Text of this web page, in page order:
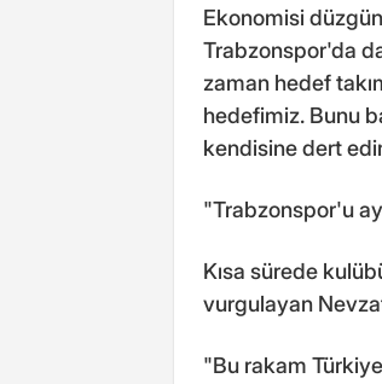
Ekonomisi
Trabzonspor'da
zaman hedef
hedefimiz. Bunu
kendisine dert
"Trabzonspor'u
Kısa sürede
vurgulayan
"Bu rakam